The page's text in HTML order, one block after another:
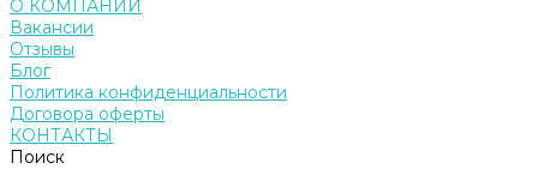
О КОМПАНИИ
Вакансии
Отзывы
Блог
Политика конфиденциальности
Договора оферты
КОНТАКТЫ
Поиск